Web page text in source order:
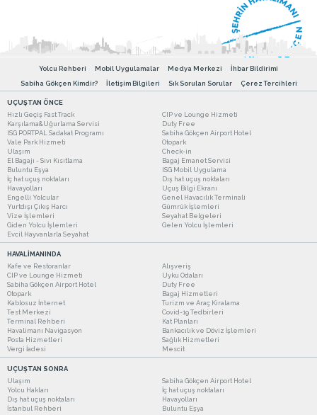
Yolcu Rehberi Mobil Uygulamalar Medya Merkezi
İhbar Bildirimi
Sabiha Gökçen Kimdir?
İletişim Bilgileri Sık Sorulan Sorular Çerez Tercihleri
UÇUŞTAN ÖNCE
Hızlı Geçiş Fast Track
CIP ve Lounge Hizmeti
Karşılama&Uğurlama Servisi
Duty Free
ISG PORTPAL Sadakat Programı
Sabiha Gökçen Airport Hotel
Vale Park Hizmeti
Otopark
Ulaşım
Check-in
El Bagajı - Sıvı Kısıtlama
Bagaj Emanet Servisi
Buluntu Eşya
ISG Mobil Uygulama
İç hat uçuş noktaları
Dış hat uçuş noktaları
Havayolları
Uçuş Bilgi Ekranı
Engelli Yolcular
Genel Havacılık Terminali
Yurtdışı Çıkış Harcı
Gümrük İşlemleri
Vize İşlemleri
Seyahat Belgeleri
Giden Yolcu İşlemleri
Gelen Yolcu İşlemleri
Evcil Hayvanlarla Seyahat
HAVALİMANINDA
Kafe ve Restoranlar
Alışveriş
CIP ve Lounge Hizmeti
Uyku Odaları
Sabiha Gökçen Airport Hotel
Duty Free
Otopark
Bagaj Hizmetleri
Kablosuz İnternet
Turizm ve Araç Kiralama
Test Merkezi
Covid-19 Tedbirleri
Terminal Rehberi
Kat Planları
Havalimanı Navigasyon
Bankacılık ve Döviz İşlemleri
Posta Hizmetleri
Sağlık Hizmetleri
Vergi İadesi
Mescit
UÇUŞTAN SONRA
Ulaşım
Sabiha Gökçen Airport Hotel
Yolcu Hakları
İç hat uçuş noktaları
Dış hat uçuş noktaları
Havayolları
İstanbul Rehberi
Buluntu Eşya